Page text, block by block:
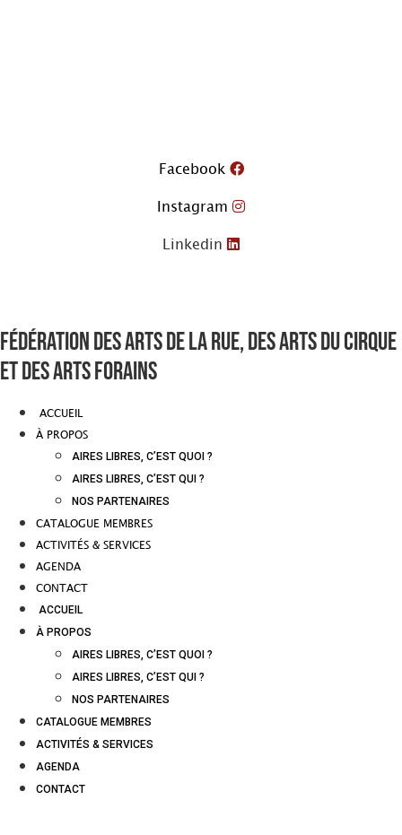
Facebook
Instagram
Linkedin
Fédération des arts de la rue, des arts du cirque
et des arts forains
ACCUEIL
À PROPOS
AIRES LIBRES, C’EST QUOI ?
AIRES LIBRES, C’EST QUI ?
NOS PARTENAIRES
CATALOGUE MEMBRES
ACTIVITÉS & SERVICES
AGENDA
CONTACT
ACCUEIL
À PROPOS
AIRES LIBRES, C’EST QUOI ?
AIRES LIBRES, C’EST QUI ?
NOS PARTENAIRES
CATALOGUE MEMBRES
ACTIVITÉS & SERVICES
AGENDA
CONTACT